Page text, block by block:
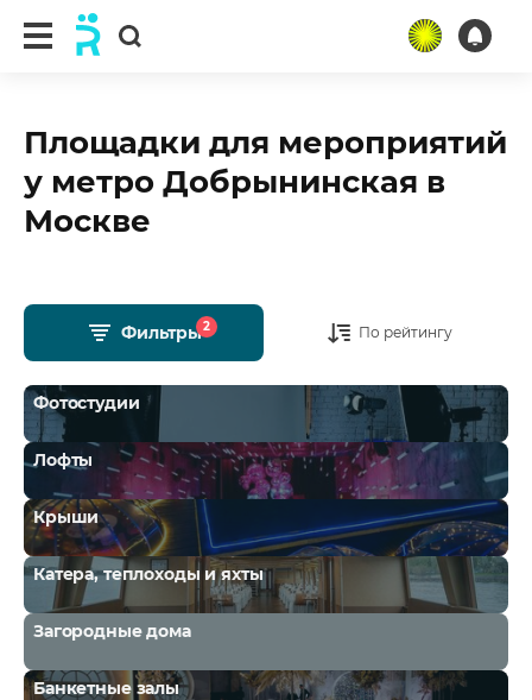
Площадки для мероприятий
у метро Добрынинская в
Москве
Фильтры2 По рейтингу
Фотостудии
Лофты
Крыши
Катера, теплоходы и яхты
Загородные дома
Банкетные залы